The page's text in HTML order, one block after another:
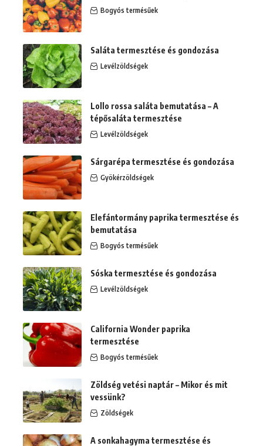
Bogyós termésűek
Saláta termesztése és gondozása
Levélzöldségek
Lollo rossa saláta bemutatása – A
tépősaláta termesztése
Levélzöldségek
Sárgarépa termesztése és gondozása
Gyökérzöldségek
Elefántormány paprika termesztése és
bemutatása
Bogyós termésűek
Sóska termesztése és gondozása
Levélzöldségek
California Wonder paprika
termesztése
Bogyós termésűek
Zöldség vetési naptár – Mikor és mit
vessünk?
Zöldségek
A sonkahagyma termesztése és